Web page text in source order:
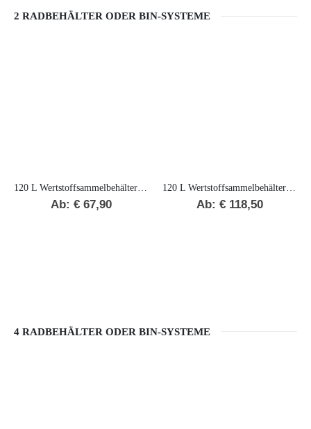
2 RADBEHÄLTER ODER BIN-SYSTEME
Ab: € 67,90 Ab: € 118,50
4 RADBEHÄLTER ODER BIN-SYSTEME